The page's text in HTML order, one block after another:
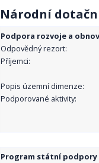
Národní
Podpora rozvoje a
Odpovědný rezort:
Příjemci:
Popis územní dimenze:
Podporované aktivity:
Program státní podpory